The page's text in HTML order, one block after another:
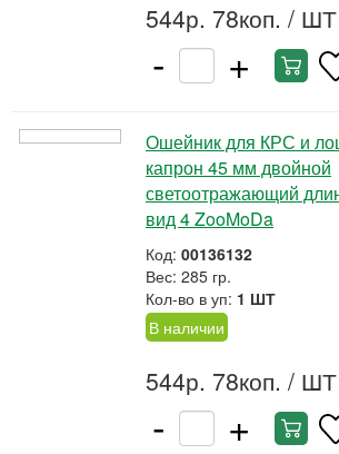
544р. 78коп. / ШТ
- +
Ошейник для КРС и
капрон 45 мм двойной
светоотражающий
вид 4 ZooMoDa
Код: 00136132
Вес: 285 гр.
Кол-во в уп: 1 ШТ
В наличии
544р. 78коп. / ШТ
- +